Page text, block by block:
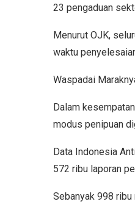
23 pengaduan
Menurut OJK,
waktu
Waspadai
Dalam
modus penipuan
Data Indonesia
572 ribu laporan
Sebanyak 998